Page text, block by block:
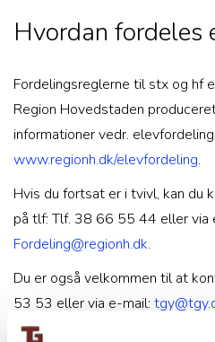
Hvordan fordeles
Fordelingsreglerne til stx og hf
Region Hovedstaden
informationer vedr.
www.regionh.dk/elevfordeling.
Hvis du fortsat er i tvivl, kan du
på tlf: Tlf. 38 66 55 44 eller via
Fordeling@regionh.dk.
Du er også velkommen til at
53 53 eller via e-mail: